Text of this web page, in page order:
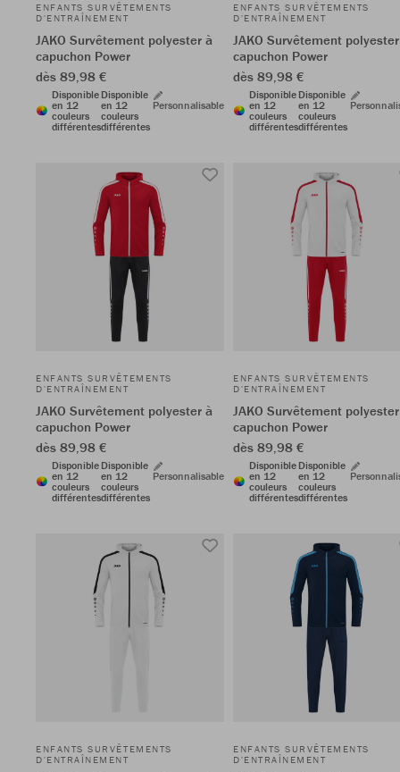
ENFANTS SURVÊTEMENTS
D'ENTRAÎNEMENT
JAKO Survêtement polyester à
capuchon Power
dès 89,98 €
Disponible
en 12
couleurs
différentes
Disponible
en 12
couleurs
différentes
Personnalisable
ENFANTS SURVÊTEMENTS
D'ENTRAÎNEMENT
JAKO Survêtement
capuchon Power
dès 89,98 €
Disponible
en 12
couleurs
différentes
Disponible
en 12
couleurs
différentes
ENFANTS SURVÊTEMENTS
D'ENTRAÎNEMENT
JAKO Survêtement polyester à
capuchon Power
dès 89,98 €
Disponible
en 12
couleurs
différentes
Disponible
en 12
couleurs
différentes
Personnalisable
ENFANTS SURVÊTEMENTS
D'ENTRAÎNEMENT
JAKO Survêtement
capuchon Power
dès 89,98 €
Disponible
en 12
couleurs
différentes
Disponible
en 12
couleurs
différentes
ENFANTS SURVÊTEMENTS
D'ENTRAÎNEMENT
ENFANTS SURVÊTEMENTS
D'ENTRAÎNEMENT